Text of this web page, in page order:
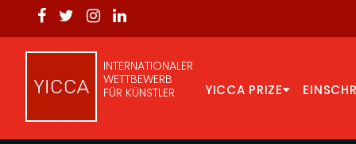
INTERNATIONALER
WETTBEWERB
FÜR KÜNSTLER
YICCA PRIZE